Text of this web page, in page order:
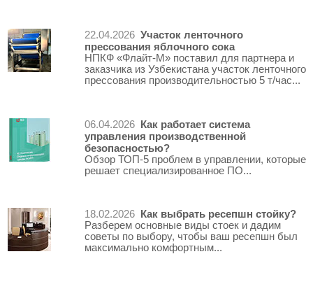
22.04.2026 Участок ленточного
прессования яблочного сока
НПКФ «Флайт-М» поставил для партнера и
заказчика из Узбекистана участок ленточного
прессования производительностью 5 т/час...
06.04.2026 Как работает система
управления производственной
безопасностью?
Обзор ТОП-5 проблем в управлении, которые
решает специализированное ПО...
18.02.2026 Как выбрать ресепшн стойку?
Разберем основные виды стоек и дадим
советы по выбору, чтобы ваш ресепшн был
максимально комфортным...